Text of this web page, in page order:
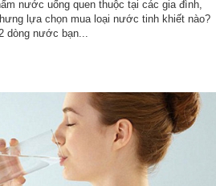
nước uống quen thuộc tại các gia đình,
lựa chọn mua loại nước tinh khiết nào?
dòng nước bạn...